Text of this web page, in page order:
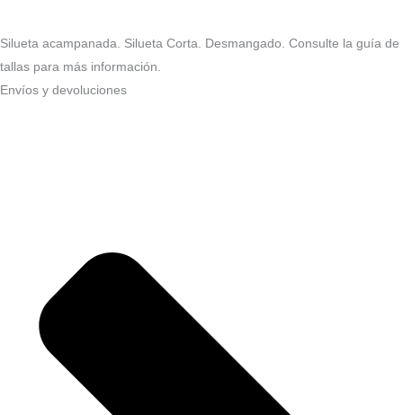
Silueta acampanada. Silueta Corta. Desmangado. Consulte la guía de
tallas para más información.
Envíos y devoluciones